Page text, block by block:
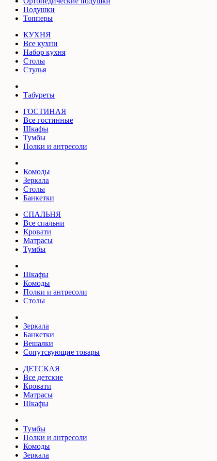
Подушки
Топперы
КУХНЯ
Все кухни
Набор кухня
Столы
Стулья
Табуреты
ГОСТИНАЯ
Все гостинные
Шкафы
Тумбы
Полки и антресоли
Комоды
Зеркала
Столы
Банкетки
СПАЛЬНЯ
Все спальни
Кровати
Матрасы
Тумбы
Шкафы
Комоды
Полки и антресоли
Столы
Зеркала
Банкетки
Вешалки
Сопутсвующие товары
ДЕТСКАЯ
Все детские
Кровати
Матрасы
Шкафы
Тумбы
Полки и антресоли
Комоды
Зеркала